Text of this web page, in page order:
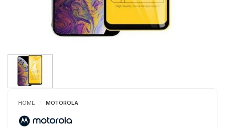
HOME MOTOROLA